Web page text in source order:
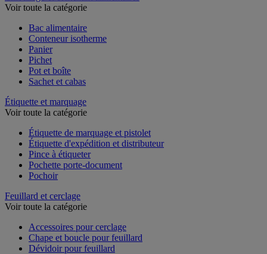
Emballage et contenant alimentaires
Bac alimentaire
Conteneur isotherme
Panier
Pichet
Pot et boîte
Étiquette et marquage
Étiquette de marquage et pistolet
Étiquette d'expédition et distributeur
Pince à étiqueter
Pochette porte-document
Feuillard et cerclage
Accessoires pour cerclage
Chape et boucle pour feuillard